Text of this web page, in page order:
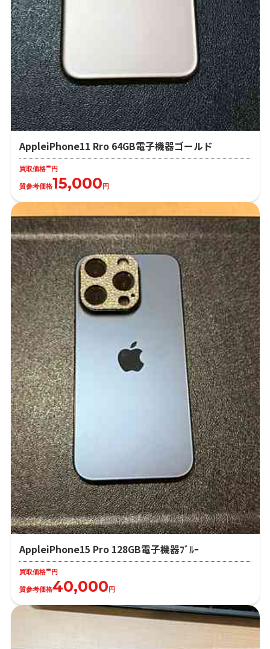
AppleiPhone11 Rro 64GB電子機器ゴールド
買取価格- 円
質参考価格15,000 円
AppleiPhone15 Pro 128GB電子機器ﾌﾞﾙｰ
買取価格- 円
質参考価格40,000 円